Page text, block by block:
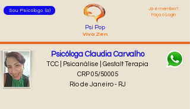
Sou Psicólogo (a)
Já é membro?
Faça o Login
Psi Pop
Viva Zen
Psicóloga Claudia Carvalho
TCC | Psicanálise | Gestalt Terapia
CRP 05/50005
Rio de Janeiro - RJ